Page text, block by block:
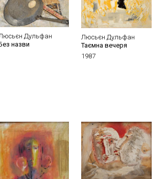
Дульфан
назви
Люсьєн Дульфан
Таємна вечеря
1987